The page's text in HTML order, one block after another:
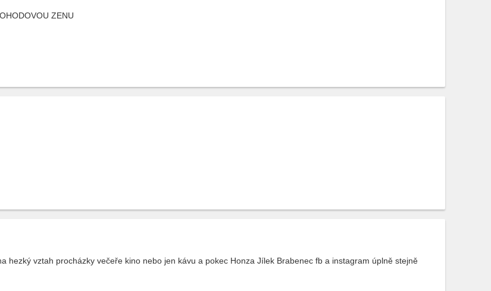
ZENU
hezký vztah procházky večeře kino nebo jen kávu a pokec Honza Jílek Brabenec fb a instagram úplně stejně